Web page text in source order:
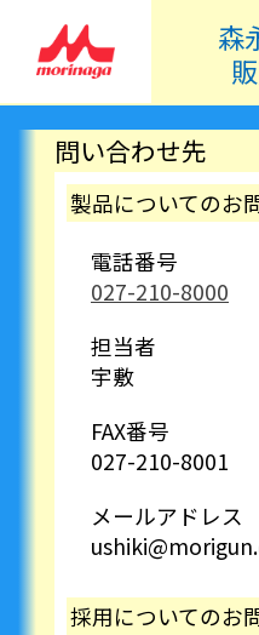
森
問い合わせ先
製品についてのお
電話番号
027-210-8000
担当者
宇敷
FAX番号
027-210-8001
メールアドレス
採用についてのお